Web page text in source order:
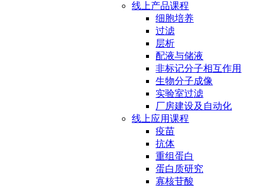
线上产品课程
细胞培养
过滤
层析
配液与储液
非标记分子相互作用
生物分子成像
实验室过滤
厂房建设及自动化
线上应用课程
疫苗
抗体
重组蛋白
蛋白质研究
寡核苷酸